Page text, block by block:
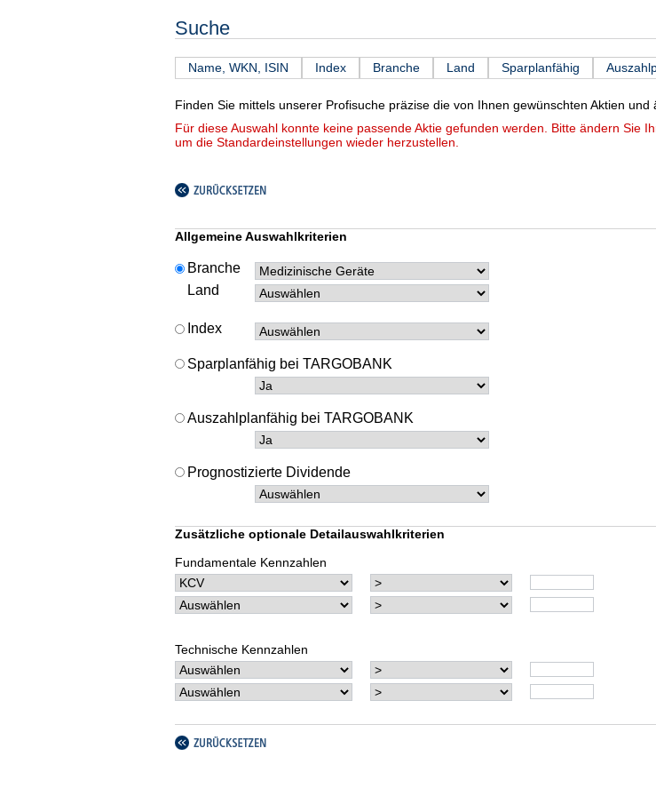
Suche
Name, WKN, ISIN Index Branche Land Sparplanfähig
Finden Sie mittels unserer Profisuche präzise die von Ihnen gewünschten Aktien
Für diese Auswahl konnte keine passende Aktie gefunden werden. Bitte ändern Sie
um die Standardeinstellungen wieder herzustellen.
Allgemeine Auswahlkriterien
Branche
Land
Index
Sparplanfähig bei TARGOBANK
Auszahlplanfähig bei TARGOBANK
Prognostizierte Dividende
Zusätzliche optionale Detailauswahlkriterien
Fundamentale Kennzahlen
Technische Kennzahlen